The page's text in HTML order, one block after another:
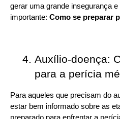
gerar uma grande insegurança
importante: Como se preparar
Auxílio-doença:
para a perícia
Para aqueles que precisam do
estar bem informado sobre as